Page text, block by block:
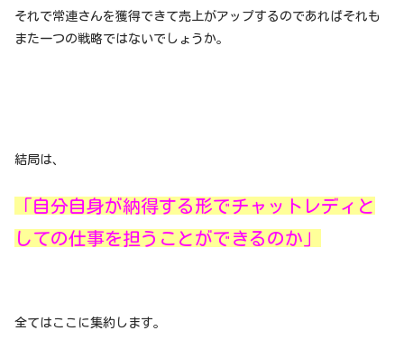
それで常連さんを獲得できて売上がアップするのであればそれも
また一つの戦略ではないでしょうか。
結局は、
「自分自身が納得する形でチャットレディと
しての仕事を担うことができるのか」
全てはここに集約します。